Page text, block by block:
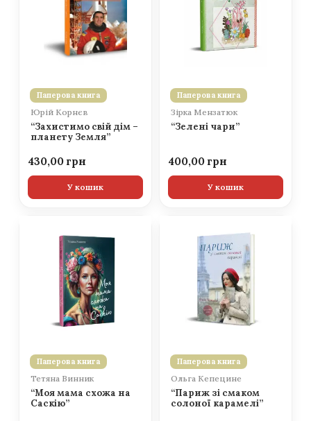
Паперова книга
Юрій Корнєв
“Захистимо свій дім –
планету Земля”
430,00
У кошик
Паперова книга
Зірка Мензатюк
“Зелені чари”
400,00
У кошик
Паперова книга
Тетяна Винник
“Моя мама схожа на
Саскію”
Паперова книга
Ольга Кепецине
“Париж зі смаком
солоної карамелі”